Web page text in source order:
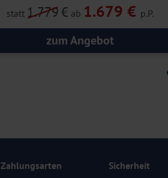
statt 1.779€ ab 1.679 € p.P.
zum Angebot
Zahlungsarten Sicherheit